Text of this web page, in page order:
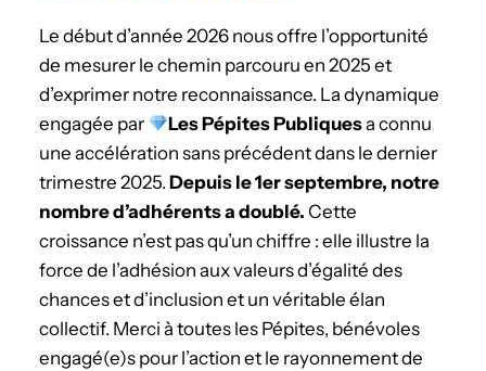
Le début d’année 2026 nous offre l’opportunité
de mesurer le chemin parcouru en 2025 et
d’exprimer notre reconnaissance. La dynamique
engagée par
Les Pépites Publiquesa connu
une accélération sans précédent dans le dernier
trimestre 2025. Depuis le 1er septembre, notre
nombre d’adhérents a doublé. Cette
croissance n’est pas qu’un chiffre : elle illustre la
force de l’adhésion aux valeurs d’égalité des
chances et d’inclusion et un véritable élan
collectif. Merci à toutes les Pépites, bénévoles
engagé(e)s pour l’action et le rayonnement de